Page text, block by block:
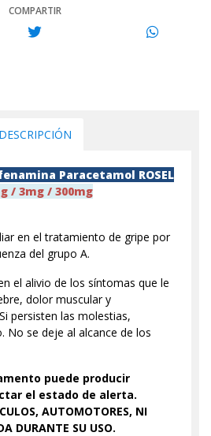
COMPARTIR
DESCRIPCIÓN
Paracetamol ROSEL
/ 3mg / 300mg
en el tratamiento de gripe por
del grupo A.
el alivio de los síntomas que le
dolor muscular y
persisten las molestias,
No se deje al alcance de los
puede producir
el estado de alerta.
AUTOMOTORES, NI
DURANTE SU USO.